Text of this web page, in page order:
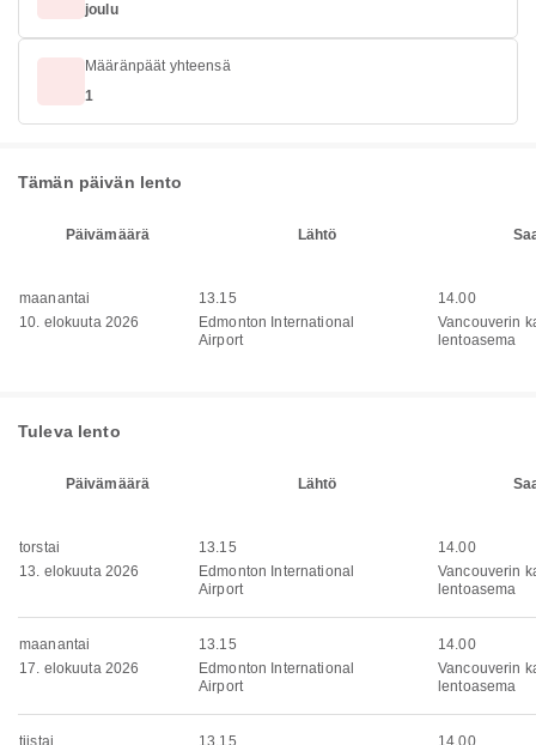
joulu
Määränpäät yhteensä
1
Tämän päivän lento
Päivämäärä Lähtö
maanantai
10. elokuuta 2026
13.15
Edmonton International
Airport
14.00
Vancouverin
lentoasema
Tuleva lento
Päivämäärä Lähtö
torstai
13. elokuuta 2026
13.15
Edmonton International
Airport
14.00
Vancouverin
lentoasema
maanantai
17. elokuuta 2026
13.15
Edmonton International
Airport
14.00
Vancouverin
lentoasema
tiistai
13.15
14.00